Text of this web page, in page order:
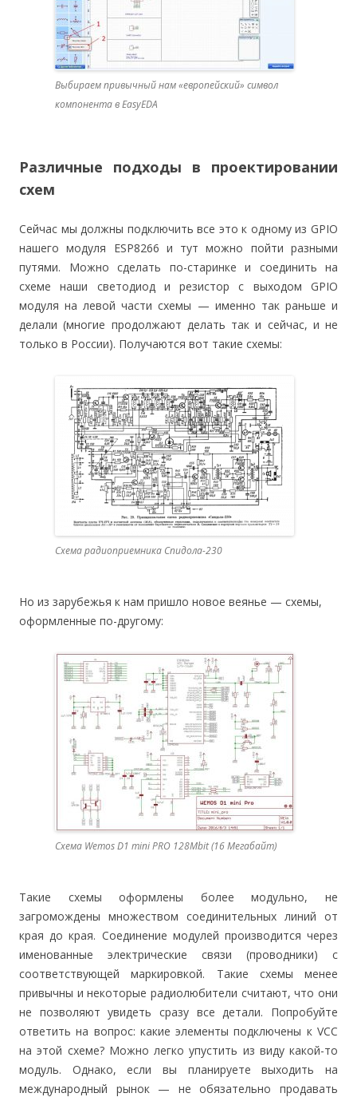
Выбираем привычный нам «европейский» символ
компонента в EasyEDA
Различные подходы в проектировании
схем
Сейчас мы должны подключить все это к одному из GPIO
нашего модуля ESP8266 и тут можно пойти разными
путями. Можно сделать по-старинке и соединить на
схеме наши светодиод и резистор с выходом GPIO
модуля на левой части схемы — именно так раньше и
делали (многие продолжают делать так и сейчас, и не
только в России). Получаются вот такие схемы:
Схема радиоприемника Спидола-230
Но из зарубежья к нам пришло новое веянье — схемы,
оформленные по-другому:
Схема Wemos D1 mini PRO 128Mbit (16 Мегабайт)
Такие схемы оформлены более модульно, не
загромождены множеством соединительных линий от
края до края. Соединение модулей производится через
именованные электрические связи (проводники) с
соответствующей маркировкой. Такие схемы менее
привычны и некоторые радиолюбители считают, что они
не позволяют увидеть сразу все детали. Попробуйте
ответить на вопрос: какие элементы подключены к VCC
на этой схеме? Можно легко упустить из виду какой-то
модуль. Однако, если вы планируете выходить на
международный рынок — не обязательно продавать